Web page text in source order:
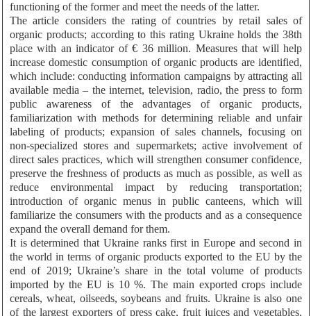
functioning of the former and meet the needs of the latter.
The article considers the rating of countries by retail sales of
organic products; according to this rating Ukraine holds the 38th
place with an indicator of € 36 million. Measures that will help
increase domestic consumption of organic products are identified,
which include: conducting information campaigns by attracting all
available media – the internet, television, radio, the press to form
public awareness of the advantages of organic products,
familiarization with methods for determining reliable and unfair
labeling of products; expansion of sales channels, focusing on
non-specialized stores and supermarkets; active involvement of
direct sales practices, which will strengthen consumer confidence,
preserve the freshness of products as much as possible, as well as
reduce environmental impact by reducing transportation;
introduction of organic menus in public canteens, which will
familiarize the consumers with the products and as a consequence
expand the overall demand for them.
It is determined that Ukraine ranks first in Europe and second in
the world in terms of organic products exported to the EU by the
end of 2019; Ukraine’s share in the total volume of products
imported by the EU is 10 %. The main exported crops include
cereals, wheat, oilseeds, soybeans and fruits. Ukraine is also one
of the largest exporters of press cake, fruit juices and vegetables.